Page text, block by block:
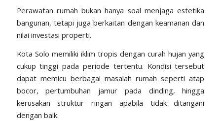
Perawatan rumah bukan hanya soal menjaga estetika
bangunan, tetapi juga berkaitan dengan keamanan dan
nilai investasi properti.
Kota Solo memiliki iklim tropis dengan curah hujan yang
cukup tinggi pada periode tertentu. Kondisi tersebut
dapat memicu berbagai masalah rumah seperti atap
bocor, pertumbuhan jamur pada dinding, hingga
kerusakan struktur ringan apabila tidak ditangani
dengan baik.